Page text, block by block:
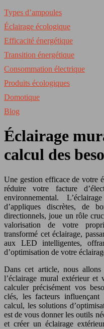
Types d’ampoules
Éclairage écologique
Efficacité énergétique
Transition énergétique
Consommation électrique
Produits écologiques
Domotique
Blog
Éclairage
calcul des
Une gestion efficace de votre
réduire votre facture
environnemental.
d’appliques discrètes, de
directionnels, joue un rôle
valorisation de votre
transformé cet éclairage,
aux LED intelligentes,
d’optimisation de votre
Dans cet article, nous
l’éclairage mural extérieur
calculer précisément vos
clés, les facteurs
calcul, les solutions
est de vous donner les outils
et créer un éclairage